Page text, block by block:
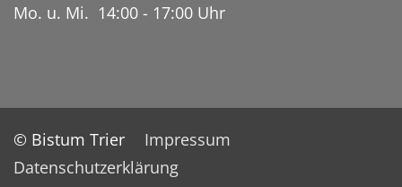
Mo. u. Mi. 14:00 - 17:00 Uhr
© Bistum Trier
Impressum
Datenschutzerklärung